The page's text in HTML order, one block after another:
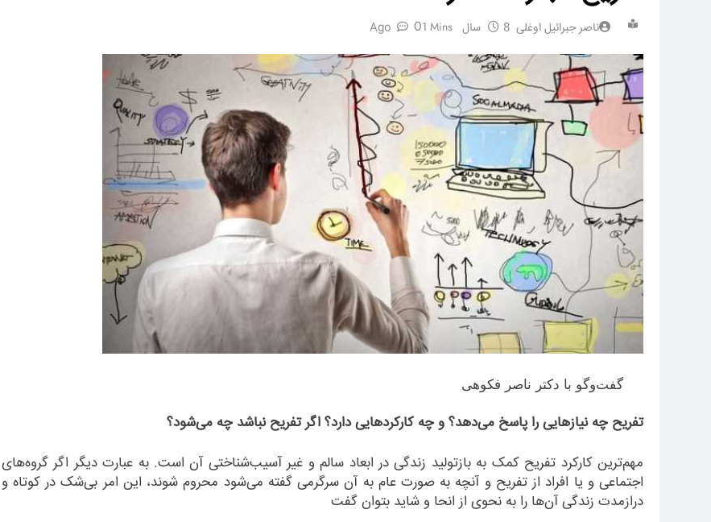
ناصر جبرائیل اوغلی 8 سال Ago 0 1 Mins
گفت‌وگو با دکتر ناصر فکوهی
تفریح چه نیازهایی را پاسخ میدهد؟ و چه کارکردهایی دارد؟ اگر تفریح نباشد چه میشود؟
مهمترین کارکرد تفریح کمک به بازتولید زندگی در ابعاد سالم و غیر آسیبشناختی آن است. به عبارت دیگر اگر گروههای
اجتماعی و یا افراد از تفریح و آنچه به صورت عام به آن سرگرمی گفته میشود محروم شوند، این امر بیشک در کوتاه و
درازمدت زندگی آنها را به نحوی از انحا و شاید بتوان گفت